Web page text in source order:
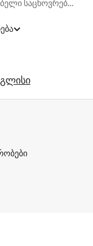
დასასვენებელი საცხოვრებლები